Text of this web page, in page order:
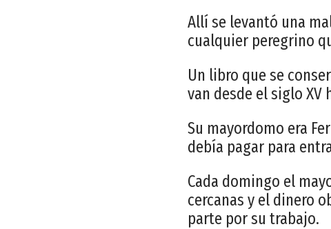
Allí se levantó una
cualquier peregrino
Un libro que se
van desde el siglo XV
Su mayordomo era
debía pagar para
Cada domingo el
cercanas y el dinero
parte por su trabajo.